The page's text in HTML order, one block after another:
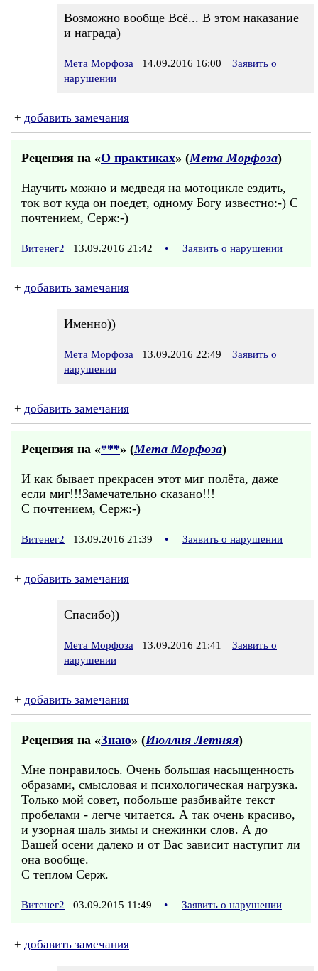
Возможно вообще Всё... В этом наказание
и награда)
Мета Морфоза 14.09.2016 16:00
Заявить о
нарушении
+ добавить замечания
Рецензия на «О практиках» (Мета Морфоза)
Научить можно и медведя на мотоцикле ездить,
ток вот куда он поедет, одному Богу известно:-) С
почтением, Серж:-)
Витенег2 13.09.2016 21:42 • Заявить о нарушении
+ добавить замечания
Именно))
Мета Морфоза 13.09.2016 22:49
Заявить о
нарушении
+ добавить замечания
Рецензия на «***» (Мета Морфоза)
И как бывает прекрасен этот миг полёта, даже
если миг!!!Замечательно сказано!!!
С почтением, Серж:-)
Витенег2 13.09.2016 21:39 • Заявить о нарушении
+ добавить замечания
Спасибо))
Мета Морфоза 13.09.2016 21:41
Заявить о
нарушении
+ добавить замечания
Рецензия на «Знаю» (Июллия Летняя)
Мне понравилось. Очень большая насыщенность
образами, смысловая и психологическая нагрузка.
Только мой совет, побольше разбивайте текст
пробелами - легче читается. А так очень красиво,
и узорная шаль зимы и снежинки слов. А до
Вашей осени далеко и от Вас зависит наступит ли
она вообще.
С теплом Серж.
Витенег2 03.09.2015 11:49 • Заявить о нарушении
+ добавить замечания